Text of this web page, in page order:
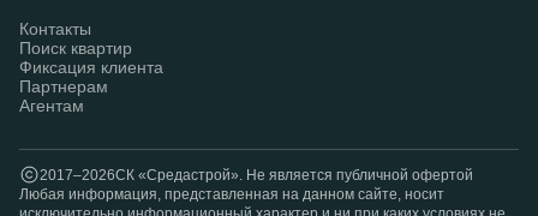
Контакты
Поиск квартир
Фиксация клиента
Партнерам
Агентам
2017–2026СК «Средастрой». Hе является публичной офертой
Любая информация, представленная на данном сайте, носит